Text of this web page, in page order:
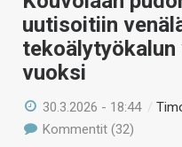
uutisoitiin
vuoksi
30.3.2026 - 18:44 /
Kommentit (32)